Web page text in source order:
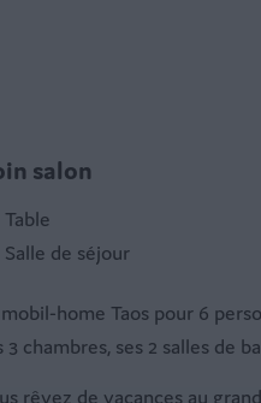
salon
Table
Salle de séjour
home Taos pour 6
3 chambres, ses 2 salles de
rêvez de vacances au